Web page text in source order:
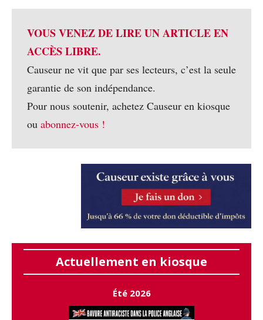
VOUS VENEZ DE LIRE UN ARTICLE EN
ACCÈS LIBRE.
Causeur ne vit que par ses lecteurs, c’est la seule
garantie de son indépendance.
Pour nous soutenir, achetez Causeur en kiosque
ou abonnez-vous !
Actuellement en kiosque
Été 2026